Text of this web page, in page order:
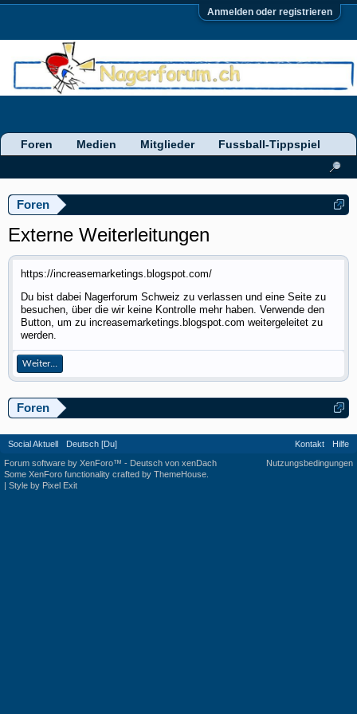
Anmelden oder registrieren
Foren
Externe Weiterleitungen
https://increasemarketings.blogspot.com/
Du bist dabei Nagerforum Schweiz zu verlassen und eine Seite zu
besuchen, über die wir keine Kontrolle mehr haben. Verwende den
Button, um zu increasemarketings.blogspot.com weitergeleitet zu
werden.
Weiter...
Foren
Foren Medien Mitglieder Fussball-Tippspiel
Social Aktuell Deutsch [Du] Kontakt
Hilfe
Nutzungsbedingungen
Forum software by XenForo™ - Deutsch von xenDach
Some XenForo functionality crafted by ThemeHouse
| Style by Pixel Exit